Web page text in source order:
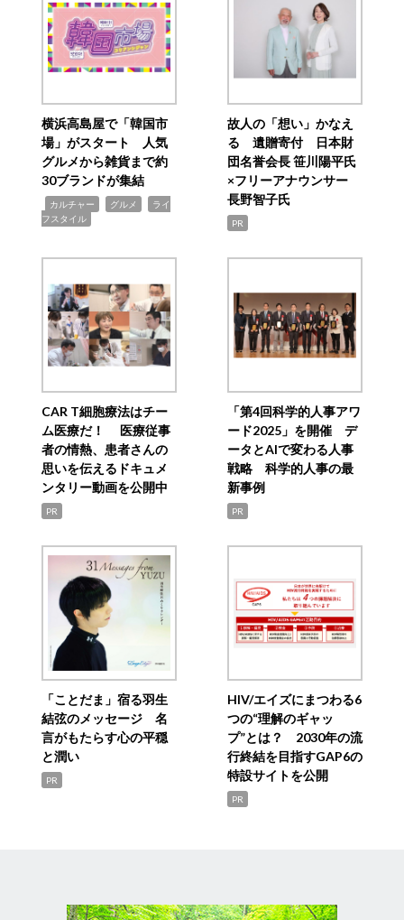
横浜高島屋で「韓国市
場」がスタート 人気
グルメから雑貨まで約
30ブランドが集結
カルチャー グルメ
ライ
フスタイル
故人の「想い」かなえ
る 遺贈寄付 日本財
団名誉会長 笹川陽平氏
×フリーアナウンサー
長野智子氏
PR
CAR T細胞療法はチー
ム医療だ！ 医療従事
者の情熱、患者さんの
思いを伝えるドキュメ
ンタリー動画を公開中
PR
「第4回科学的人事アワ
ード2025」を開催 デ
ータとAIで変わる人事
戦略 科学的人事の最
新事例
PR
「ことだま」宿る羽生
結弦のメッセージ 名
言がもたらす心の平穏
と潤い
PR
HIV/エイズにまつわる6
つの“理解のギャッ
プ”とは？ 2030年の流
行終結を目指すGAP6の
特設サイトを公開
PR